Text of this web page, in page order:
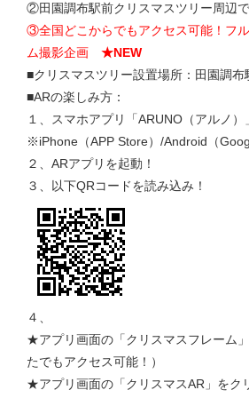
②田園調布駅前クリスマスツリー周辺
③全国どこからでもアクセス可能！フ
ム撮影企画 ★NEW
■クリスマスツリー設置場所：田園調布
■ARの楽しみ方：
１、スマホアプリ「ARUNO（アルノ）
※iPhone（APP Store）/Android（
２、ARアプリを起動！
３、以下QRコードを読み込み！
４、
★アプリ画面の「クリスマスフレーム
たでもアクセス可能！）
★アプリ画面の「クリスマスAR」をク